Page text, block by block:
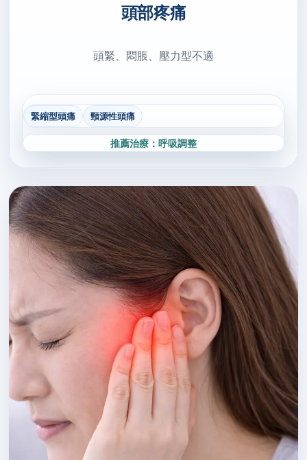
頭部疼痛
頭緊、悶脹、壓力型不適
緊縮型頭痛 頸源性頭痛
推薦治療：呼吸調整